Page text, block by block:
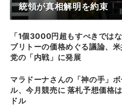
統領が真相解明を約束
「1個3000円超もすべきではな
ブリトーの価格めぐる議論、
党の「内戦」に発展
マラドーナさんの「神の手」ボ
ル、今月競売に 落札予想価格
ドル